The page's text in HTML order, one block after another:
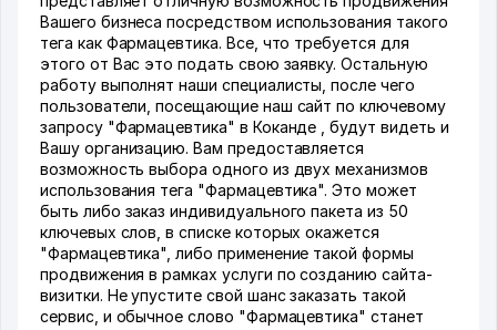
Вашего бизнеса посредством использования такого
тега как Фармацевтика. Все, что требуется для
этого от Вас это подать свою заявку. Остальную
работу выполнят наши специалисты, после чего
пользователи, посещающие наш сайт по ключевому
запросу "Фармацевтика" в Коканде , будут видеть и
Вашу организацию. Вам предоставляется
возможность выбора одного из двух механизмов
использования тега "Фармацевтика". Это может
быть либо заказ индивидуального пакета из 50
ключевых слов, в списке которых окажется
"Фармацевтика", либо применение такой формы
продвижения в рамках услуги по созданию сайта-
визитки. Не упустите свой шанс заказать такой
сервис, и обычное слово "Фармацевтика" станет